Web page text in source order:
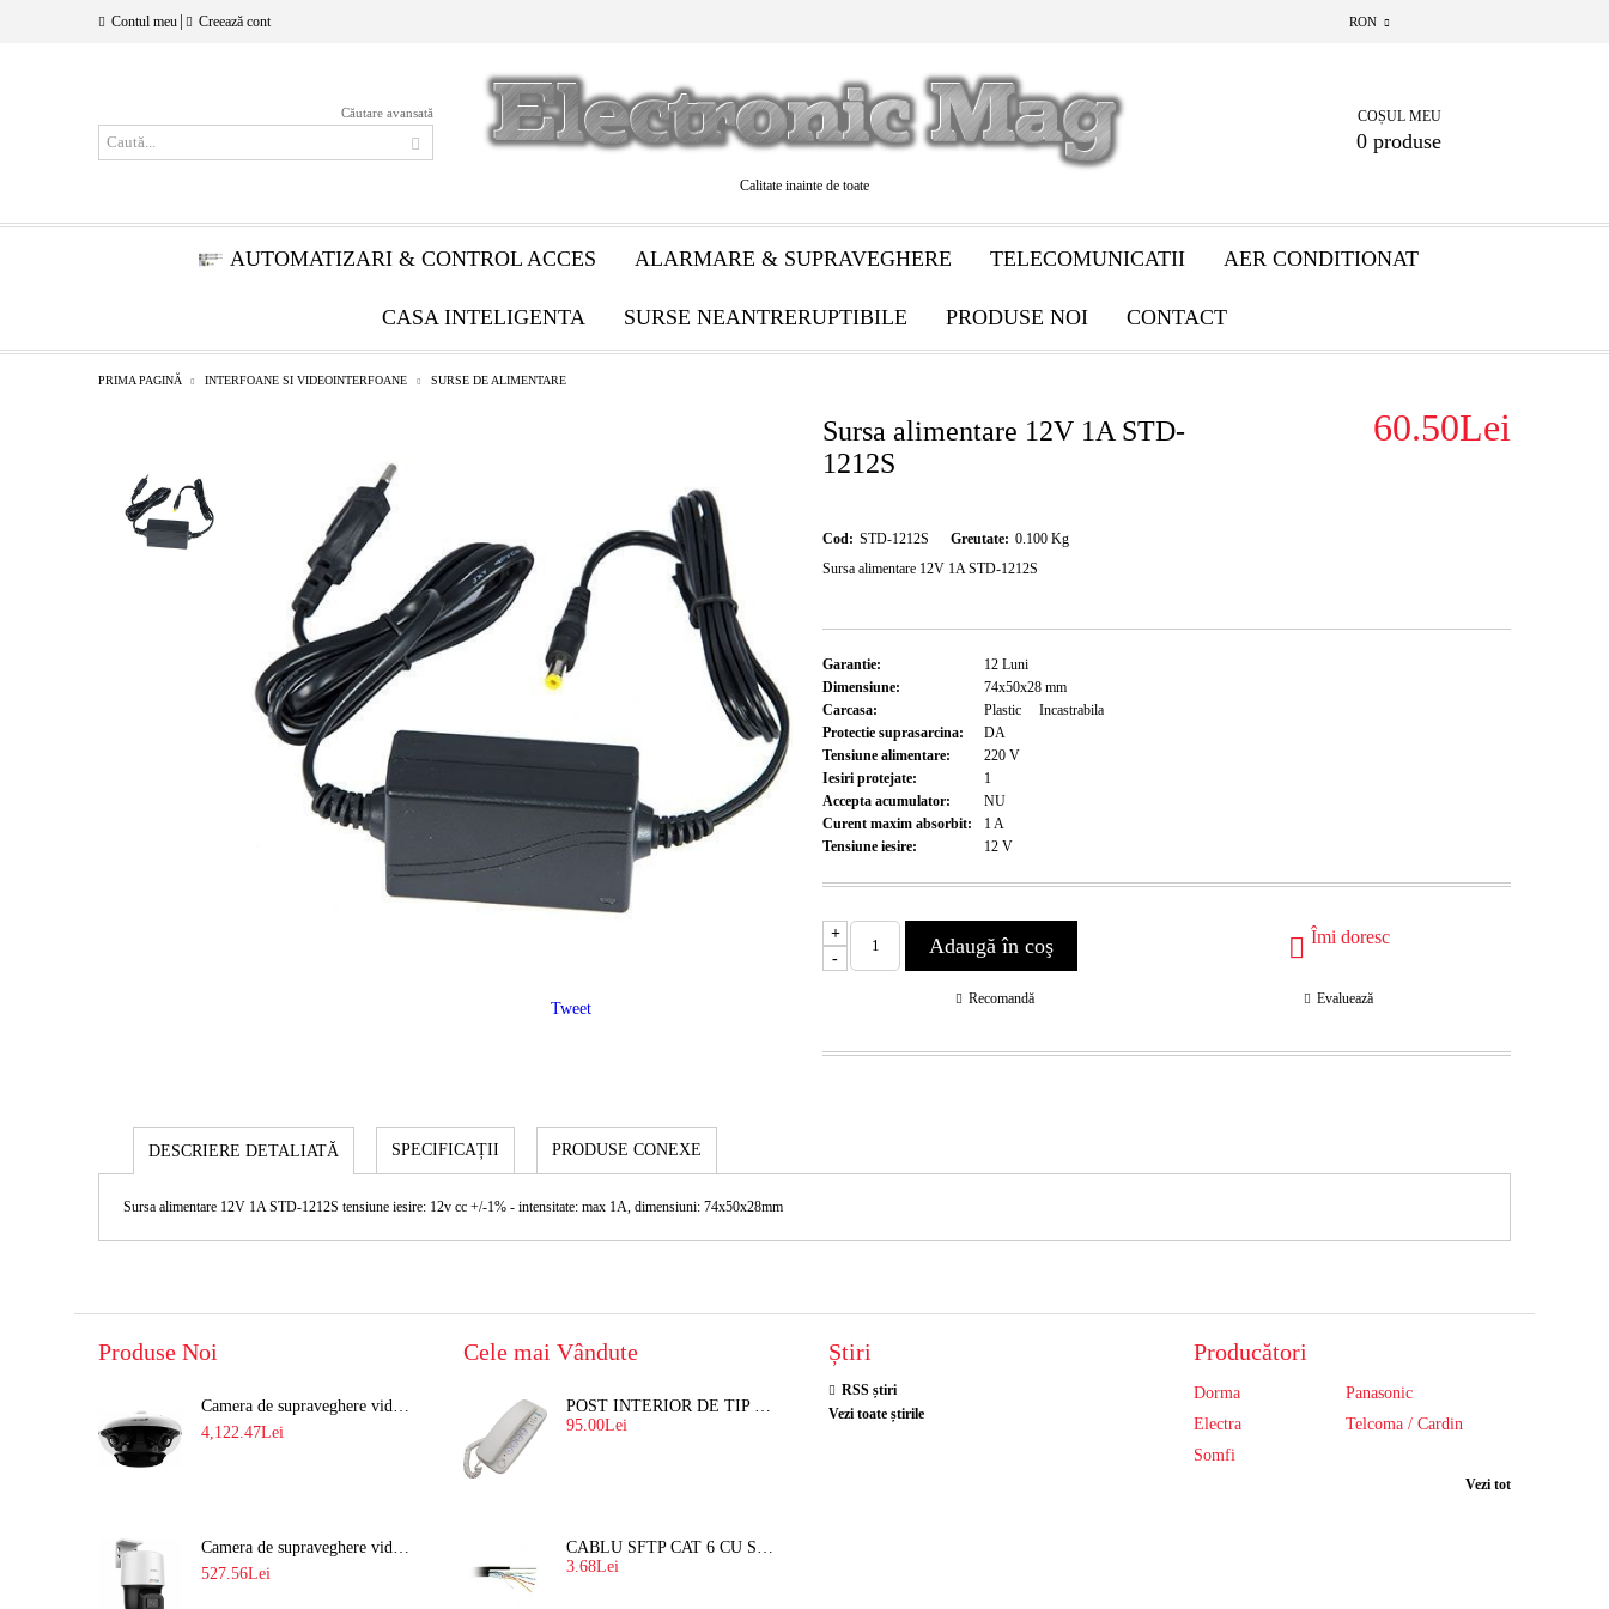
Contul meu Creează cont RON
Căutare avansată
Calitate inainte de toate
COȘUL MEU
0 produse
AUTOMATIZARI & CONTROL ACCES ALARMARE & SUPRAVEGHERE TELECOMUNICATII AER CONDITIONAT
CASA INTELIGENTA SURSE NEANTRERUPTIBILE PRODUSE NOI CONTACT
PRIMA PAGINĂ INTERFOANE SI VIDEOINTERFOANE SURSE DE ALIMENTARE
Sursa alimentare 12V 1A STD-
1212S
60.50Lei
Cod: STD-1212S Greutate: 0.100 Kg
Sursa alimentare 12V 1A STD-1212S
Garantie: 12 Luni
Dimensiune:
74x50x28 mm
Carcasa:
Plastic
Incastrabila
Protectie suprasarcina:
DA
Tensiune alimentare:
220 V
Iesiri protejate:
1
Accepta acumulator:
NU
Curent maxim absorbit:
1A
Tensiune iesire:
12 V
+
-
Îmi doresc
Recomandă Evaluează
Tweet
DESCRIERE DETALIATĂ SPECIFICAȚII PRODUSE CONEXE
Sursa alimentare 12V 1A STD-1212S tensiune iesire: 12v cc +/-1% - intensitate: max 1A, dimensiuni: 74x50x28mm
Produse Noi
Camera de supraveghere video 8MP panoramica de exterior(4x2MP Stitched) Navaio NGC-7482PR
4,122.47Lei
Camera de supraveghere video IP PT 4MP cu lumina alba 30M si lentila fixa Hikvision DS-2DE2C400SCG-E F1
527.56Lei
Cele mai Vândute
POST INTERIOR DE TIP TELEFON RESEL, T8018 PENTRU INTERFON DE BLOC
95.00Lei
CABLU SFTP CAT 6 CU SUFA, DE EXTERIOR 8 FIRE X 0,56 MM
3.68Lei
Știri
RSS știri
Vezi toate știrile
Producători
Dorma
Panasonic
Electra
Telcoma / Cardin
Somfi
Vezi tot